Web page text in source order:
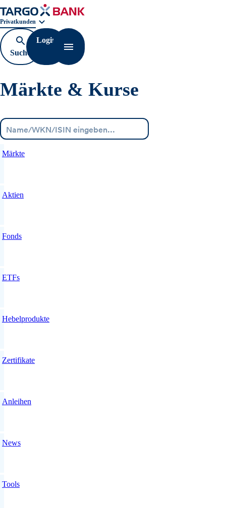
Geschäftsbereichnavigation. Aktuelle Auswahl:
Privatkunden
Suche
öffnen
Login
Navigation öffnen
Märkte & Kurse
Märkte
Aktien
Fonds
ETFs
Hebelprodukte
Zertifikate
Anleihen
News
Tools